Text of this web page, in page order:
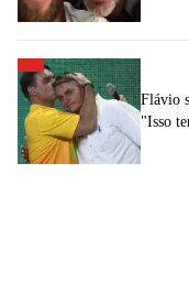
Flávio
"Isso